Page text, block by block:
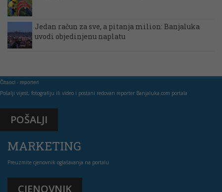
Jedan račun za sve, a pitanja milion: Banjaluka
uvodi objedinjenu naplatu
Čitaoci - reporteri
Pošalji vijest, fotografiju ili video i postani redovan reporter Banjaluka.com portala
POŠALJI
MARKETING
Preuzmite cjenovnik oglašavanja na portalu
CJENOVNIK